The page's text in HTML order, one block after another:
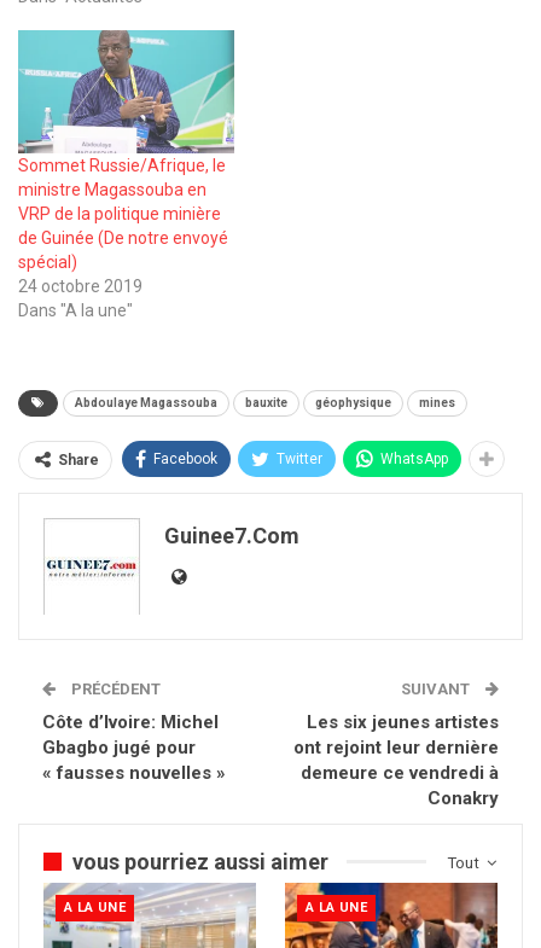
Sommet Russie/Afrique, le
ministre Magassouba en
VRP de la politique minière
de Guinée (De notre envoyé
spécial)
24 octobre 2019
Dans "A la une"
Abdoulaye Magassouba bauxite géophysique mines
Share Facebook Twitter WhatsApp
Guinee7.com
PRÉCÉDENT
Côte d’Ivoire: Michel
Gbagbo jugé pour
« fausses nouvelles »
SUIVANT
Les six jeunes artistes
ont rejoint leur dernière
demeure ce vendredi à
Conakry
Tout
vous pourriez aussi aimer
A LA UNE A LA UNE